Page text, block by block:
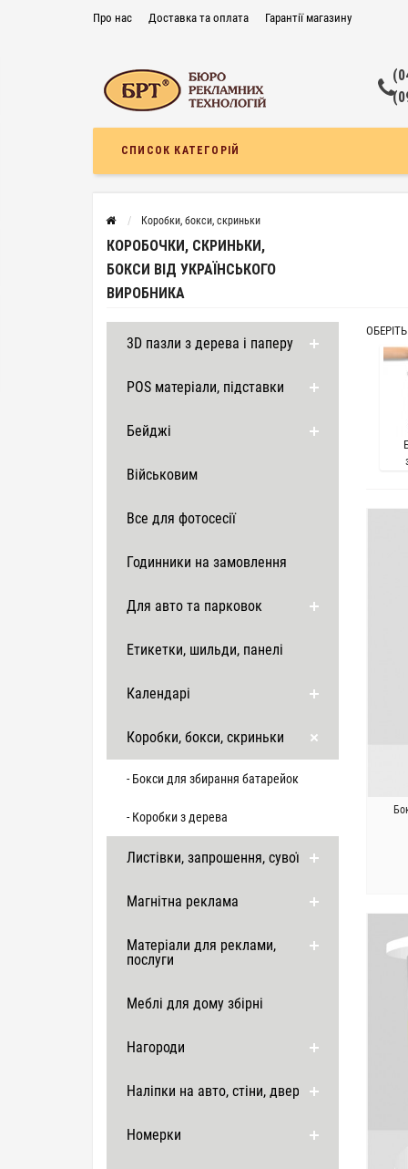
Про нас Доставка та оплата Гарантії магазину
СПИСОК КАТЕГОРІЙ
Коробки, бокси, скриньки
КОРОБОЧКИ, СКРИНЬКИ,
БОКСИ ВІД УКРАЇНСЬКОГО
ВИРОБНИКА
3D пазли з дерева і паперу
POS матеріали, підставки
Бейджі
Військовим
Все для фотосесії
Годинники на замовлення
Для авто та парковок
Етикетки, шильди, панелі
Календарі
Коробки, бокси, скриньки
- Бокси для збирання батарейок
- Коробки з дерева
Листівки, запрошення, сувої
Магнітна реклама
Матеріали для реклами,
послуги
Меблі для дому збірні
Нагороди
Наліпки на авто, стіни, двері
Номерки